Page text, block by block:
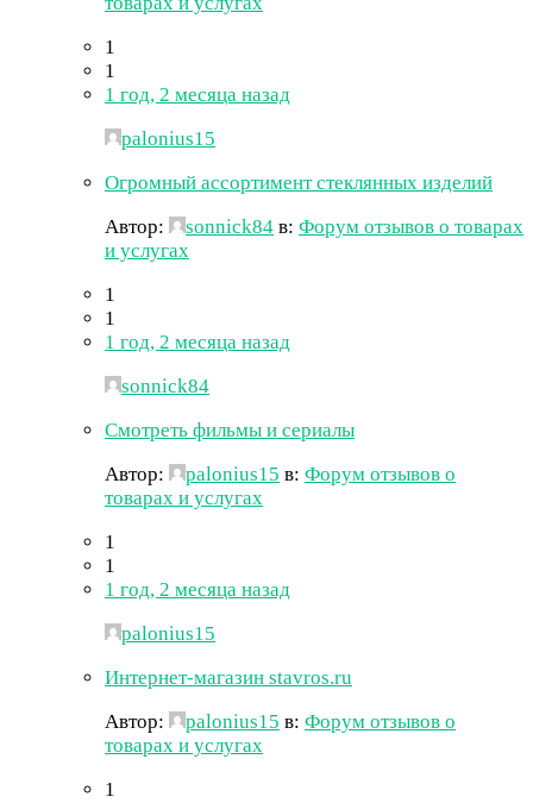
1
1
1 год, 2 месяца назад
palonius15
Огромный ассортимент стеклянных изделий
Автор:
sonnick84 в: Форум отзывов о товарах
и услугах
1
1
1 год, 2 месяца назад
sonnick84
Смотреть фильмы и сериалы
Автор:
palonius15 в: Форум отзывов о
товарах и услугах
1
1
1 год, 2 месяца назад
palonius15
Интернет-магазин stavros.ru
Автор:
palonius15 в: Форум отзывов о
товарах и услугах
1